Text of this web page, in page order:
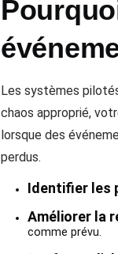
Les systèmes
chaos approprié,
lorsque des
perdus.
Identifier les
Améliorer la
comme prévu.